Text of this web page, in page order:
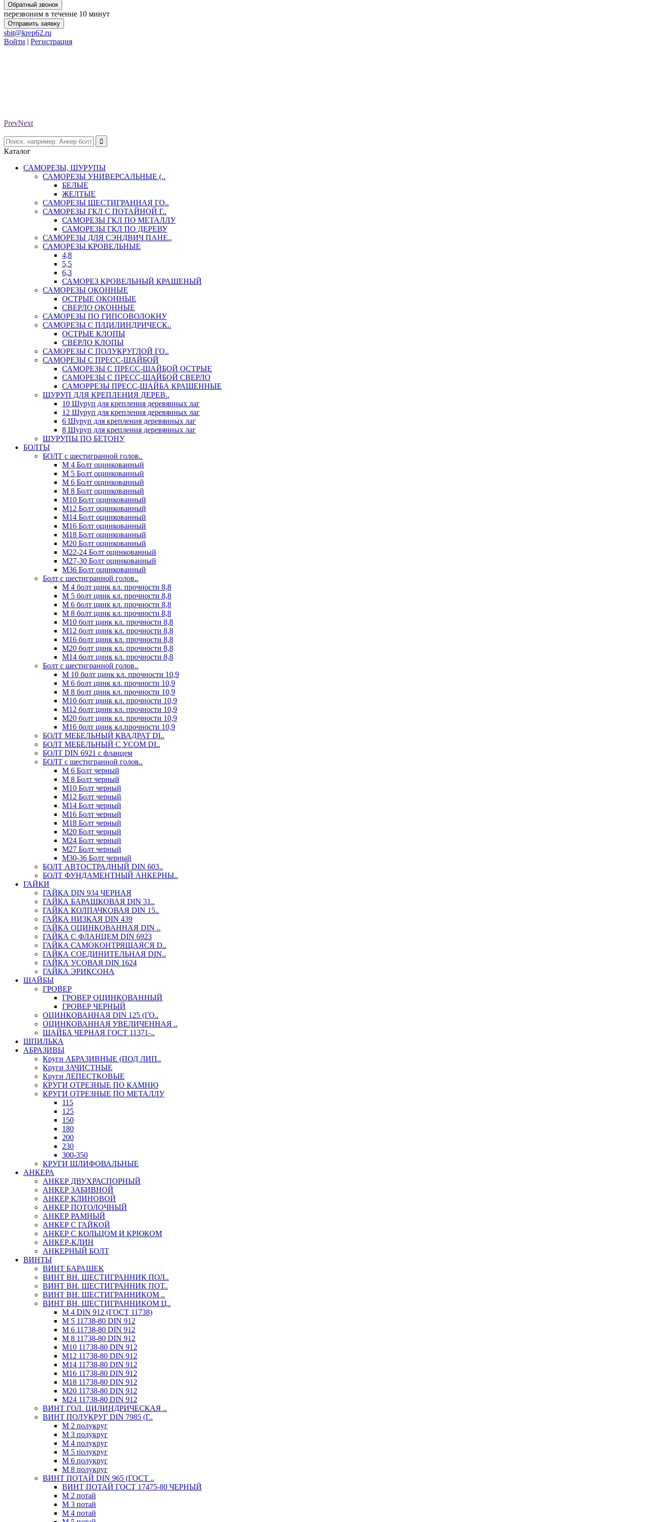
Обратный звонок
перезвоним в течение 10 минут
Отправить заявку
sbit@krep62.ru
Войти | Регистрация
PrevNext
Каталог
САМОРЕЗЫ, ШУРУПЫ
САМОРЕЗЫ УНИВЕРСАЛЬНЫЕ (..
БЕЛЫЕ
ЖЕЛТЫЕ
САМОРЕЗЫ ШЕСТИГРАННАЯ ГО..
САМОРЕЗЫ ГКЛ С ПОТАЙНОЙ Г..
САМОРЕЗЫ ГКЛ ПО МЕТАЛЛУ
САМОРЕЗЫ ГКЛ ПО ДЕРЕВУ
САМОРЕЗЫ ДЛЯ СЭНДВИЧ ПАНЕ..
САМОРЕЗЫ КРОВЕЛЬНЫЕ
4,8
5,5
6,3
САМОРЕЗ КРОВЕЛЬНЫЙ КРАШЕНЫЙ
САМОРЕЗЫ ОКОННЫЕ
ОСТРЫЕ ОКОННЫЕ
СВЕРЛО ОКОННЫЕ
САМОРЕЗЫ ПО ГИПСОВОЛОКНУ
САМОРЕЗЫ С П/ЦИЛИНДРИЧЕСК..
ОСТРЫЕ КЛОПЫ
СВЕРЛО КЛОПЫ
САМОРЕЗЫ С ПОЛУКРУГЛОЙ ГО..
САМОРЕЗЫ С ПРЕСС-ШАЙБОЙ
САМОРЕЗЫ С ПРЕСС-ШАЙБОЙ ОСТРЫЕ
САМОРЕЗЫ С ПРЕСС-ШАЙБОЙ СВЕРЛО
САМОРРЕЗЫ ПРЕСС-ШАЙБА КРАШЕННЫЕ
ШУРУП ДЛЯ КРЕПЛЕНИЯ ДЕРЕВ..
10 Шуруп для крепления деревянных лаг
12 Шуруп для крепления деревянных лаг
6 Шуруп для крепления деревянных лаг
8 Шуруп для крепления деревянных лаг
ШУРУПЫ ПО БЕТОНУ
БОЛТЫ
БОЛТ с шестигранной голов..
М 4 Болт оцинкованный
М 5 Болт оцинкованный
М 6 Болт оцинкованный
М 8 Болт оцинкованный
М10 Болт оцинкованный
М12 Болт оцинкованный
М14 Болт оцинкованный
М16 Болт оцинкованный
М18 Болт оцинкованный
М20 Болт оцинкованный
М22-24 Болт оцинкованный
М27-30 Болт оцинкованный
М36 Болт оцинкованный
Болт с шестигранной голов..
М 4 болт цинк кл. прочности 8,8
М 5 болт цинк кл. прочности 8,8
М 6 болт цинк кл. прочности 8,8
М 8 болт цинк кл. прочности 8,8
М10 болт цинк кл. прочности 8,8
М12 болт цинк кл. прочности 8,8
М16 болт цинк кл. прочности 8,8
М20 болт цинк кл. прочности 8,8
М14 болт цинк кл. прочности 8,8
Болт с шестигранной голов..
М 10 болт цинк кл. прочности 10,9
М 6 болт цинк кл. прочности 10,9
М 8 болт цинк кл. прочности 10,9
М10 болт цинк кл. прочности 10,9
М12 болт цинк кл. прочности 10,9
М20 болт цинк кл. прочности 10,9
М16 болт цинк кл.прочности 10,9
БОЛТ МЕБЕЛЬНЫЙ КВАДРАТ DI..
БОЛТ МЕБЕЛЬНЫЙ С УСОМ DI..
БОЛТ DIN 6921 c фланцем
БОЛТ с шестигранной голов..
М 6 Болт черный
М 8 Болт черный
М10 Болт черный
М12 Болт черный
М14 Болт черный
М16 Болт черный
М18 Болт черный
М20 Болт черный
М24 Болт черный
М27 Болт черный
М30-36 Болт черный
БОЛТ АВТОСТРАДНЫЙ DIN 603..
БОЛТ ФУНДАМЕНТНЫЙ АНКЕРНЫ..
ГАЙКИ
ГАЙКА DIN 934 ЧЕРНАЯ
ГАЙКА БАРАШКОВАЯ DIN 31..
ГАЙКА КОЛПАЧКОВАЯ DIN 15..
ГАЙКА НИЗКАЯ DIN 439
ГАЙКА ОЦИНКОВАННАЯ DIN ..
ГАЙКА С ФЛАНЦЕМ DIN 6923
ГАЙКА САМОКОНТРЯЩАЯСЯ D..
ГАЙКА СОЕДИНИТЕЛЬНАЯ DIN..
ГАЙКА УСОВАЯ DIN 1624
ГАЙКА ЭРИКСОНА
ШАЙБЫ
ГРОВЕР
ГРОВЕР ОЦИНКОВАННЫЙ
ГРОВЕР ЧЕРНЫЙ
ОЦИНКОВАННАЯ DIN 125 (ГО..
ОЦИНКОВАННАЯ УВЕЛИЧЕННАЯ ..
ШАЙБА ЧЕРНАЯ ГОСТ 11371-..
ШПИЛЬКА
АБРАЗИВЫ
Круги АБРАЗИВНЫЕ (ПОД ЛИП..
Круги ЗАЧИСТНЫЕ
Круги ЛЕПЕСТКОВЫЕ
КРУГИ ОТРЕЗНЫЕ ПО КАМНЮ
КРУГИ ОТРЕЗНЫЕ ПО МЕТАЛЛУ
115
125
150
180
200
230
300-350
КРУГИ ШЛИФОВАЛЬНЫЕ
АНКЕРА
АНКЕР ДВУХРАСПОРНЫЙ
АНКЕР ЗАБИВНОЙ
АНКЕР КЛИНОВОЙ
АНКЕР ПОТОЛОЧНЫЙ
АНКЕР РАМНЫЙ
АНКЕР С ГАЙКОЙ
АНКЕР С КОЛЬЦОМ И КРЮКОМ
АНКЕР-КЛИН
АНКЕРНЫЙ БОЛТ
ВИНТЫ
ВИНТ БАРАШЕК
ВИНТ ВН. ШЕСТИГРАННИК ПОЛ..
ВИНТ ВН. ШЕСТИГРАННИК ПОТ..
ВИНТ ВН. ШЕСТИГРАННИКОМ ..
ВИНТ ВН. ШЕСТИГРАННИКОМ Ц..
М 4 DIN 912 (ГОСТ 11738)
М 5 11738-80 DIN 912
М 6 11738-80 DIN 912
М 8 11738-80 DIN 912
М10 11738-80 DIN 912
М12 11738-80 DIN 912
М14 11738-80 DIN 912
М16 11738-80 DIN 912
М18 11738-80 DIN 912
М20 11738-80 DIN 912
М24 11738-80 DIN 912
ВИНТ ГОЛ. ЦИЛИНДРИЧЕСКАЯ ..
ВИНТ ПОЛУКРУГ DIN 7985 (Г..
М 2 полукруг
М 3 полукруг
М 4 полукруг
М 5 полукруг
М 6 полукруг
М 8 полукруг
ВИНТ ПОТАЙ DIN 965 (ГОСТ ..
ВИНТ ПОТАЙ ГОСТ 17475-80 ЧЕРНЫЙ
М 2 потай
М 3 потай
М 4 потай